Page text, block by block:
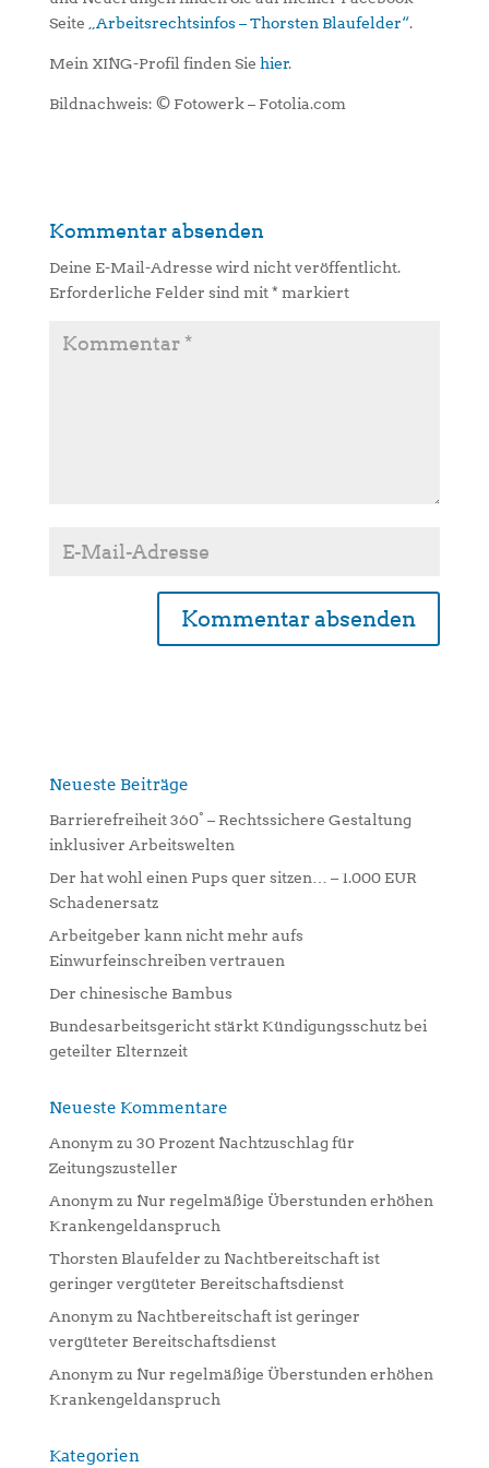
Seite „Arbeitsrechtsinfos – Thorsten Blaufelder“.
Mein XING-Profil finden Sie hier.
Bildnachweis: © Fotowerk – Fotolia.com
Kommentar absenden
Deine E-Mail-Adresse wird nicht veröffentlicht.
Erforderliche Felder sind mit* markiert
n
t
v
e
:
Neueste Beiträge
Barrierefreiheit 360° – Rechtssichere Gestaltung
inklusiver Arbeitswelten
Der hat wohl einen Pups quer sitzen… – 1.000 EUR
Schadenersatz
Arbeitgeber kann nicht mehr aufs
Einwurfeinschreiben vertrauen
Der chinesische Bambus
Bundesarbeitsgericht stärkt Kündigungsschutz bei
geteilter Elternzeit
Neueste Kommentare
Anonymzu 30 Prozent Nachtzuschlag für
Zeitungszusteller
Anonymzu Nur regelmäßige Überstunden erhöhen
Krankengeldanspruch
Thorsten Blaufelder zu Nachtbereitschaft ist
geringer vergüteter Bereitschaftsdienst
Anonymzu Nachtbereitschaft ist geringer
vergüteter Bereitschaftsdienst
Anonymzu Nur regelmäßige Überstunden erhöhen
Krankengeldanspruch
Kategorien